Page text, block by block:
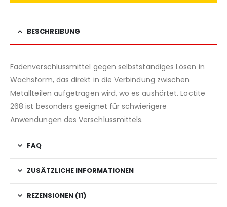
BESCHREIBUNG
Fadenverschlussmittel gegen selbstständiges Lösen in
Wachsform, das direkt in die Verbindung zwischen
Metallteilen aufgetragen wird, wo es aushärtet. Loctite
268 ist besonders geeignet für schwierigere
Anwendungen des Verschlussmittels.
FAQ
ZUSÄTZLICHE INFORMATIONEN
REZENSIONEN (11)